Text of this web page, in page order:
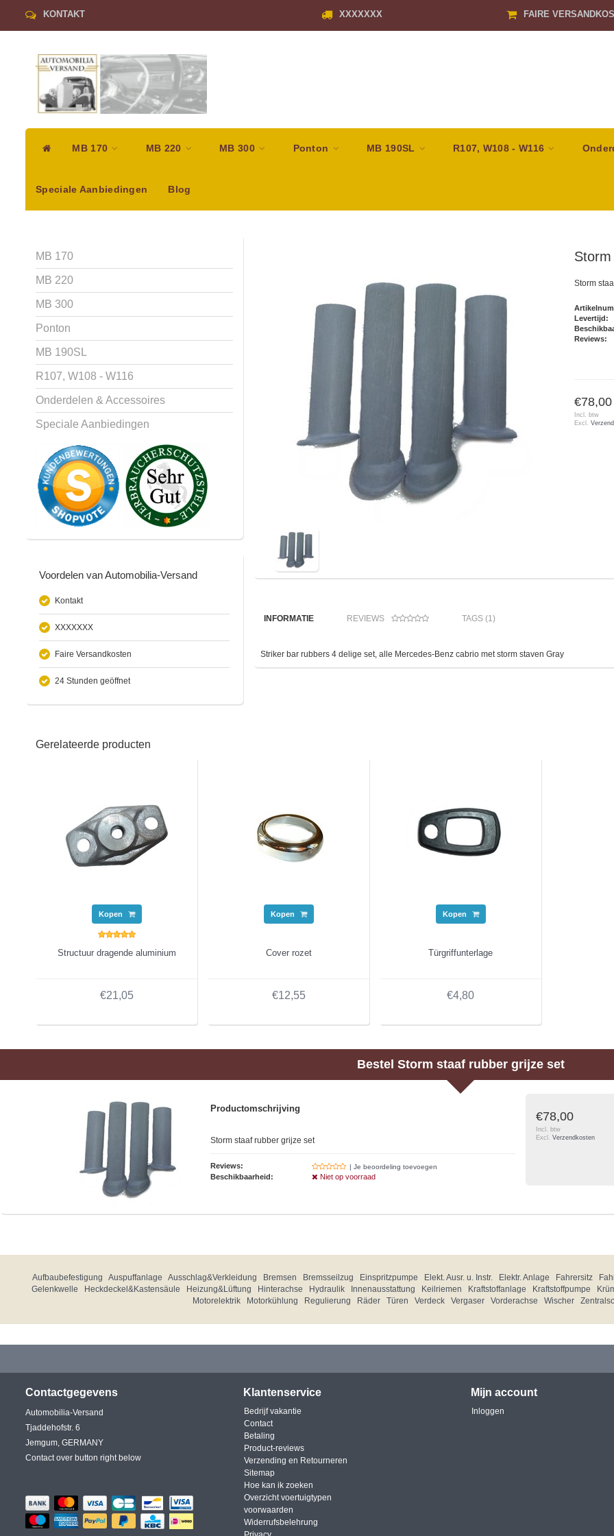
KONTAKT XXXXXXX FAIRE
MB 170 MB 220 MB 300 Ponton MB 190SL R107, W108 - W116
Speciale Aanbiedingen Blog
MB 170
MB 220
MB 300
Ponton
MB 190SL
R107, W108 - W116
Onderdelen & Accessoires
Speciale Aanbiedingen
Voordelen van Automobilia-Versand
Kontakt
XXXXXXX
Faire Versandkosten
24 Stunden geöffnet
Storm
Levertijd:
Reviews:
€78,00
Incl. btw
Excl.
INFORMATIE REVIEWS TAGS (1)
Striker bar rubbers 4 delige set, alle Mercedes-Benz cabrio met storm staven Gray
Gerelateerde producten
Kopen
Structuur dragende aluminium
€21,05
Kopen
Cover rozet
€12,55
Kopen
Türgriffunterlage
€4,80
Bestel Storm staaf rubber grijze set
Productomschrijving
Storm staaf rubber grijze set
Reviews: | Je beoordeling toevoegen
Beschikbaarheid: Niet op voorraad
€78,00
Incl. btw
Excl. Verzendkosten
Aufbaubefestigung Auspuffanlage Ausschlag&Verkleidung Bremsen Bremsseilzug Einspritzpumpe Elekt. Ausr. u. Instr. Elektr. Anlage Fahrersitz
Gelenkwelle
Heckdeckel&Kastensäule Heizung&Lüftung Hinterachse Hydraulik Innenausstattung Keilriemen Kraftstoffanlage Kraftstoffpumpe
Motorelektrik
Motorkühlung Regulierung Räder Türen Verdeck Vergaser Vorderachse Wischer
Contactgegevens
Automobilia-Versand
Tjaddehofstr. 6
Jemgum, GERMANY
Contact over button right below
Klantenservice
Bedrijf vakantie
Contact
Betaling
Product-reviews
Verzending en Retourneren
Sitemap
Hoe kan ik zoeken
Overzicht voertuigtypen
voorwaarden
Widerrufsbelehrung
Mijn account
Inloggen